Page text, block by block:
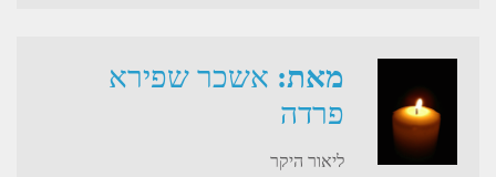
מאת: אשכר שפירא
פרדה
ליאור היקר